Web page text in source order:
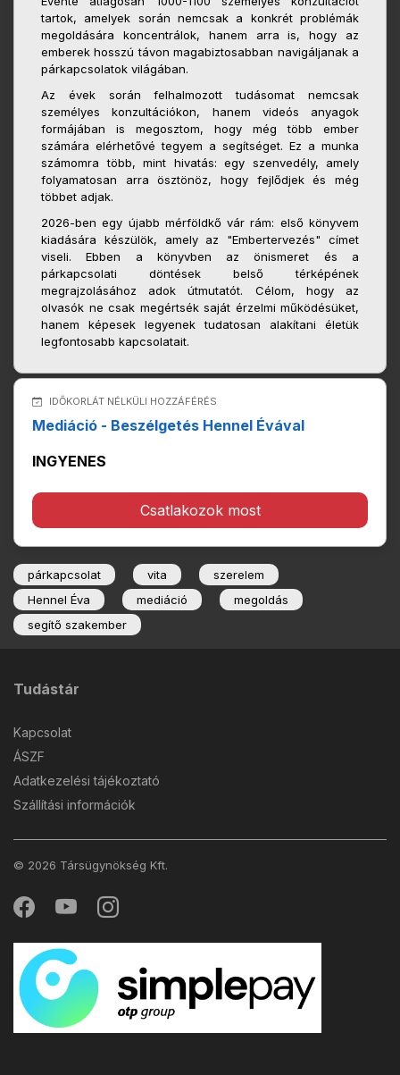
tartok, amelyek során nemcsak a konkrét problémák
megoldására koncentrálok, hanem arra is, hogy az
emberek hosszú távon magabiztosabban navigáljanak a
párkapcsolatok világában.
Az évek során felhalmozott tudásomat nemcsak
személyes konzultációkon, hanem videós anyagok
formájában is megosztom, hogy még több ember
számára elérhetővé tegyem a segítséget. Ez a munka
számomra több, mint hivatás: egy szenvedély, amely
folyamatosan arra ösztönöz, hogy fejlődjek és még
többet adjak.
2026-ben egy újabb mérföldkő vár rám: első könyvem
kiadására készülök, amely az "Embertervezés" címet
viseli. Ebben a könyvben az önismeret és a
párkapcsolati döntések belső térképének
megrajzolásához adok útmutatót. Célom, hogy az
olvasók ne csak megértsék saját érzelmi működésüket,
hanem képesek legyenek tudatosan alakítani életük
legfontosabb kapcsolatait.
IDŐKORLÁT NÉLKÜLI HOZZÁFÉRÉS
Mediáció - Beszélgetés Hennel Évával
INGYENES
Csatlakozok most
párkapcsolat vita
szerelem
Hennel Éva
mediáció
megoldás
segítő szakember
Tudástár
Kapcsolat
ÁSZF
Adatkezelési tájékoztató
Szállítási információk
© 2026 Társügynökség Kft.